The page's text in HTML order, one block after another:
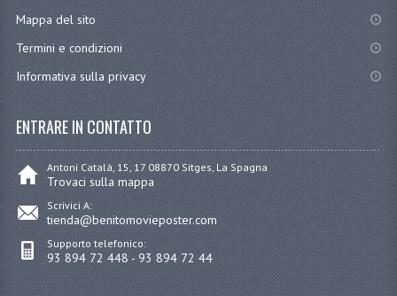
Mappa del sito
Termini e condizioni
Informativa sulla privacy
ENTRARE IN CONTATTO
Antoni Catalá, 15, 17 08870 Sitges, La Spagna
Trovaci sulla mappa
Scrivici A:
tienda@benitomovieposter.com
Supporto telefonico:
93 894 72 448 - 93 894 72 44